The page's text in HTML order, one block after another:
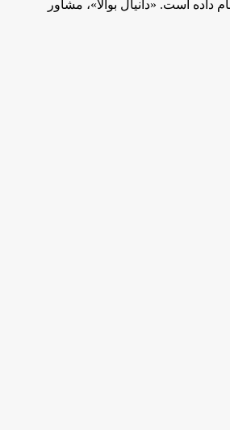
است. «دانیال بوالا»، مشاور